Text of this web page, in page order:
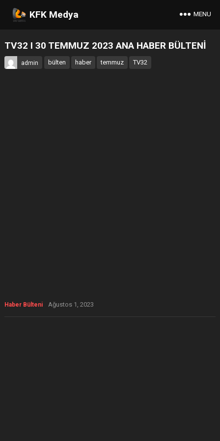
KFK Medya MENU
TV32 I 30 TEMMUZ 2023 ANA HABER BÜLTENİ
admin bülten haber temmuz TV32
Haber Bülteni Ağustos 1, 2023